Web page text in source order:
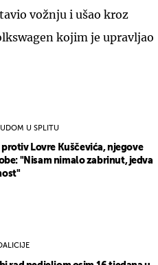
vožnju i ušao kroz
kojim je upravljao
U SPLITU
Lovre Kuščevića, njegove
"Nisam nimalo zabrinut, jedva